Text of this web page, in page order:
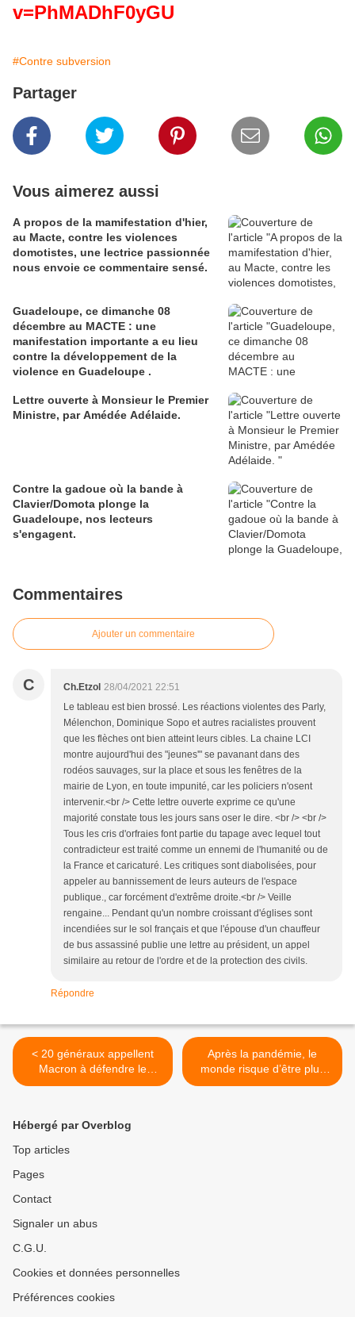
v=PhMADhF0yGU
#Contre subversion
Partager
Vous aimerez aussi
A propos de la mamifestation d'hier,
au Macte, contre les violences
domotistes, une lectrice passionnée
nous envoie ce commentaire sensé.
Guadeloupe, ce dimanche 08
décembre au MACTE : une
manifestation importante a eu lieu
contre la développement de la
violence en Guadeloupe .
Lettre ouverte à Monsieur le Premier
Ministre, par Amédée Adélaide.
Contre la gadoue où la bande à
Clavier/Domota plonge la
Guadeloupe, nos lecteurs
s'engagent.
Commentaires
Ajouter un commentaire
C Ch.Etzol 28/04/2021 22:51
Le tableau est bien brossé. Les réactions violentes des Parly,
Mélenchon, Dominique Sopo et autres racialistes prouvent
que les flèches ont bien atteint leurs cibles. La chaine LCI
montre aujourd'hui des "jeunes'" se pavanant dans des
rodéos sauvages, sur la place et sous les fenêtres de la
mairie de Lyon, en toute impunité, car les policiers n'osent
intervenir.<br /> Cette lettre ouverte exprime ce qu'une
majorité constate tous les jours sans oser le dire. <br /> <br />
Tous les cris d'orfraies font partie du tapage avec lequel tout
contradicteur est traité comme un ennemi de l'humanité ou de
la France et caricaturé. Les critiques sont diabolisées, pour
appeler au bannissement de leurs auteurs de l'espace
publique., car forcément d'extrême droite.<br /> Veille
rengaine... Pendant qu'un nombre croissant d'églises sont
incendiées sur le sol français et que l'épouse d'un chauffeur
de bus assassiné publie une lettre au président, un appel
similaire au retour de l'ordre et de la protection des civils.
Répondre
< 20 généraux appellent
Macron à défendre le
patriotisme…
Après la pandémie, le
monde risque d’être plus
inégalitaire qu’aujourd’hui. >
Hébergé par Overblog
Top articles
Pages
Contact
Signaler un abus
C.G.U.
Cookies et données personnelles
Préférences cookies